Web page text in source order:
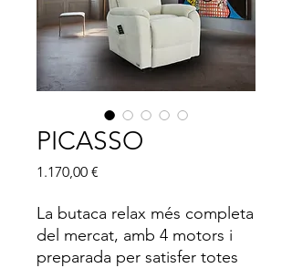
PICASSO
1.170,00 €
La butaca relax més completa
del mercat, amb 4 motors i
preparada per satisfer totes